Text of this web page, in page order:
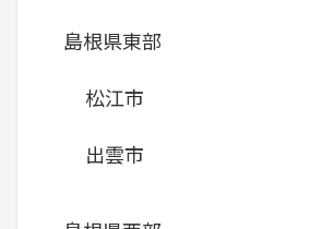
島根県東部
松江市
出雲市